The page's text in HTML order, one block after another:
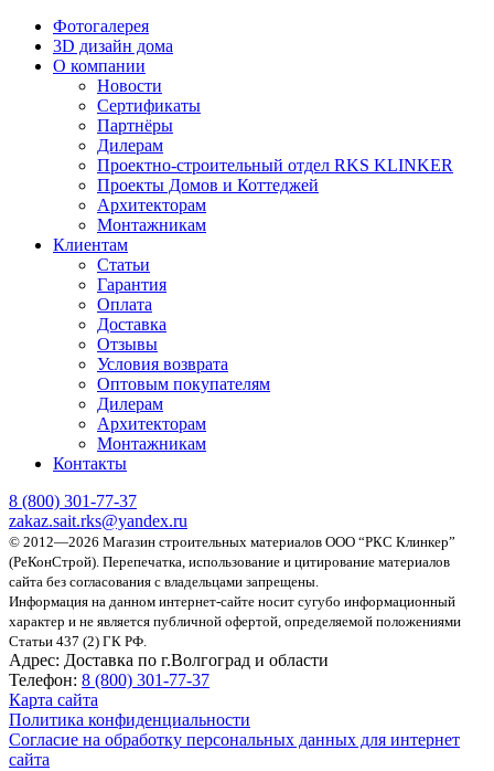
Фотогалерея
3D дизайн дома
О компании
Новости
Сертификаты
Партнёры
Дилерам
Проектно-строительный отдел RKS KLINKER
Проекты Домов и Коттеджей
Архитекторам
Монтажникам
Клиентам
Статьи
Гарантия
Оплата
Доставка
Отзывы
Условия возврата
Оптовым покупателям
Дилерам
Архитекторам
Монтажникам
Контакты
8 (800) 301-77-37
zakaz.sait.rks@yandex.ru
© 2012—2026 Магазин строительных материалов ООО “РКС Клинкер”
(РеКонСтрой). Перепечатка, использование и цитирование материалов
сайта без согласования с владельцами запрещены.
Информация на данном интернет-сайте носит сугубо информационный
характер и не является публичной офертой, определяемой положениями
Статьи 437 (2) ГК РФ.
Адрес: Доставка по г.Волгоград и области
Телефон: 8 (800) 301-77-37
Карта сайта
Политика конфиденциальности
Согласие на обработку персональных данных для интернет
сайта